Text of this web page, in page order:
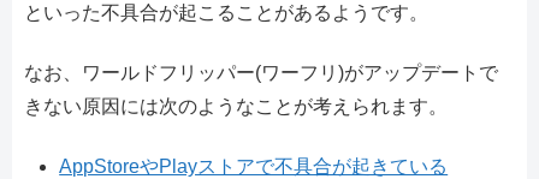
といった不具合が起こることがあるようです。
なお、ワールドフリッパー(ワーフリ)がアップデートで
きない原因には次のようなことが考えられます。
AppStoreやPlayストアで不具合が起きている